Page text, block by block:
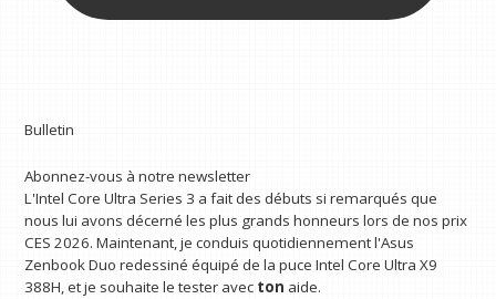
Bulletin
Abonnez-vous à notre newsletter
L'Intel Core Ultra Series 3 a fait des débuts si remarqués que
nous lui avons décerné les plus grands honneurs lors de nos prix
CES 2026. Maintenant, je conduis quotidiennement l'Asus
Zenbook Duo redessiné équipé de la puce Intel Core Ultra X9
388H, et je souhaite le tester avec ton aide.